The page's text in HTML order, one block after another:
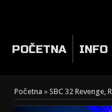
POČETNA INFO
Početna » SBC 32 Revenge,